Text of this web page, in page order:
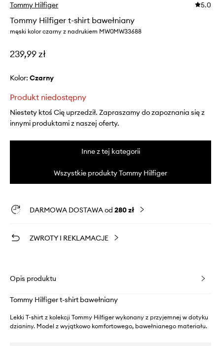
Tommy Hilfiger 5.0
Tommy Hilfiger t-shirt bawełniany
męski kolor czarny z nadrukiem MW0MW33688
239,99 zł
Kolor: czarny
Produkt niedostępny
Niestety ktoś Cię uprzedził. Zapraszamy do zapoznania się z
innymi produktami z naszej oferty.
Inne z tej kategorii
Wszystkie produkty Tommy Hilfiger
DARMOWA DOSTAWA od 280 zł
ZWROTY I REKLAMACJE
Opis produktu
Tommy Hilfiger t-shirt bawełniany
Lekki T-shirt z kolekcji Tommy Hilfiger wykonany z przyjemnej w dotyku
dzianiny. Model z wyjątkowo komfortowego, bawełnianego materiału.